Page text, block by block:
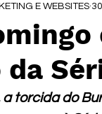
Feminino
E WEBSITES
a torcida do